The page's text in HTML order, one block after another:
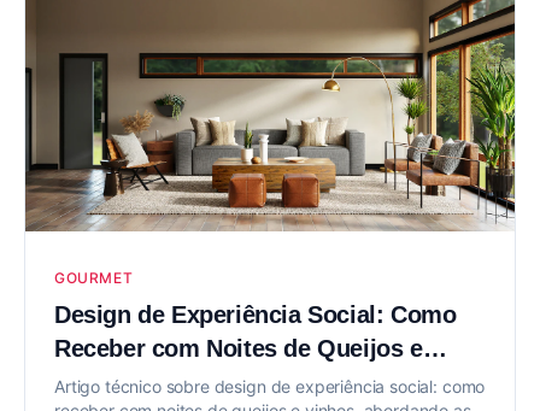
GOURMET
Design de Experiência Social: Como
Receber com Noites de Queijos e
Vinhos
Artigo técnico sobre design de experiência social: como